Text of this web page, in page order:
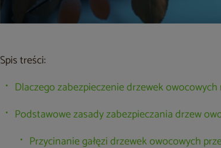
Spis treści:
Dlaczego zabezpieczenie drzewek
Podstawowe zasady zabezpieczania drzew
Przycinanie gałęzi drzewek owocowych